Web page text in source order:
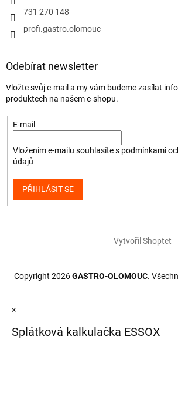
731 270 148
profi.gastro.olomouc
Odebírat newsletter
Vložte svůj e-mail a my vám budeme zasílat
produktech na našem e-shopu.
E-mail
Vložením e-mailu souhlasíte s podmínkami
údajů
PŘIHLÁSIT SE
Vytvořil Shoptet
Copyright 2026GASTRO-OLOMOUC.
×
Splátková kalkulačka ESSOX